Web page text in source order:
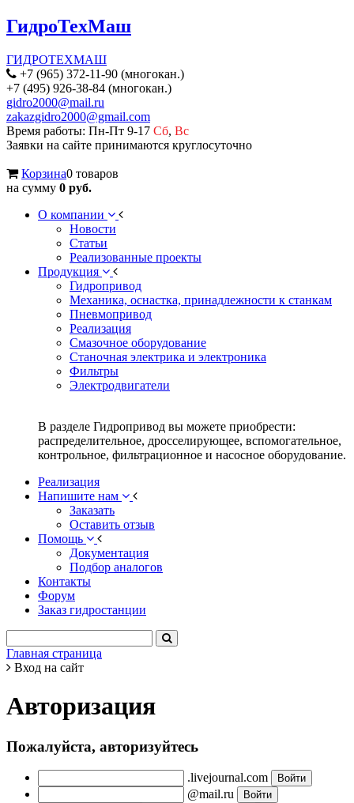
ГидроТехМаш
ГИДРОТЕХМАШ
+7 (965) 372-11-90 (многокан.)
+7 (495) 926-38-84 (многокан.)
gidro2000@mail.ru
zakazgidro2000@gmail.com
Время работы: Пн-Пт 9-17 Сб, Вс
Заявки на сайте принимаются круглосуточно
Корзина0 товаров
на сумму 0 руб.
О компании
Новости
Статьи
Реализованные проекты
Продукция
Гидропривод
Механика, оснастка, принадлежности к станкам
Пневмопривод
Реализация
Смазочное оборудование
Станочная электрика и электроника
Фильтры
Электродвигатели
В разделе Гидропривод вы можете приобрести:
распределительное, дросселирующее, вспомогательное,
контрольное, фильтрационное и насосное оборудование.
Реализация
Напишите нам
Заказать
Оставить отзыв
Помощь
Документация
Подбор аналогов
Контакты
Форум
Заказ гидростанции
Главная страница
Вход на сайт
Авторизация
Пожалуйста, авторизуйтесь
.livejournal.com
@mail.ru